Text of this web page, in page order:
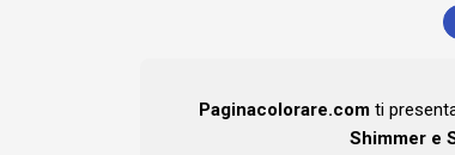
Paginacolorare.com ti
Shimmer e